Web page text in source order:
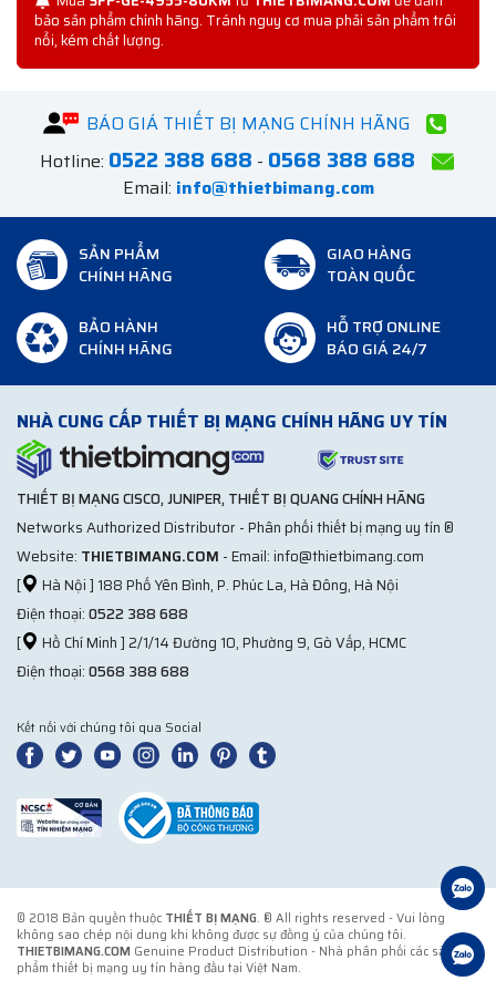
bảo sản phẩm chính hãng. Tránh nguy cơ mua phải sản phẩm trôi
nổi, kém chất lượng.
BÁO GIÁ THIẾT BỊ MẠNG CHÍNH HÃNG
Hotline: 0522 388 688 - 0568 388 688
Email: info@thietbimang.com
SẢN PHẨM
CHÍNH HÃNG
GIAO HÀNG
TOÀN QUỐC
BẢO HÀNH
CHÍNH HÃNG
HỖ TRỢ ONLINE
BÁO GIÁ 24/7
NHÀ CUNG CẤP THIẾT BỊ MẠNG CHÍNH HÃNG UY TÍN
THIẾT BỊ MẠNG CISCO, JUNIPER, THIẾT BỊ QUANG CHÍNH HÃNG
Networks Authorized Distributor - Phân phối thiết bị mạng uy tín ®
Website: THIETBIMANG.COM - Email: info@thietbimang.com
[
Hà Nội ] 188 Phố Yên Bình, P. Phúc La, Hà Đông, Hà Nội
Điện thoại:0522 388 688
[
Hồ Chí Minh ] 2/1/14 Đường 10, Phường 9, Gò Vấp, HCMC
Điện thoại:0568 388 688
Kết nối với chúng tôi qua Social
© 2018 Bản quyền thuộc THIẾT BỊ MẠNG. ® All rights reserved - Vui lòng
không sao chép nội dung khi không được sự đồng ý của chúng tôi.
THIETBIMANG.COM Genuine Product Distribution - Nhà phân phối các sản
phẩm thiết bị mạng uy tín hàng đầu tại Việt Nam.